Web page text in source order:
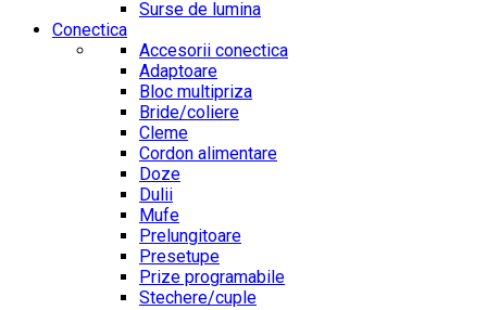
Surse de lumina
Conectica
Accesorii conectica
Adaptoare
Bloc multipriza
Bride/coliere
Cleme
Cordon alimentare
Doze
Dulii
Mufe
Prelungitoare
Presetupe
Prize programabile
Stechere/cuple